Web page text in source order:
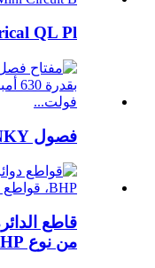
QL Pl...
فصول YUANKY الخارجية...
قاطع
من نوع BHP...